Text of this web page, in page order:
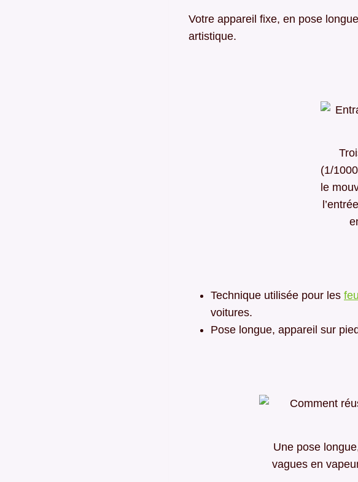
Votre appareil fixe, en pose
artistique.
(1/
le
Technique utilisée pour les
voitures.
Pose longue, appareil sur
Une pose
vagues en